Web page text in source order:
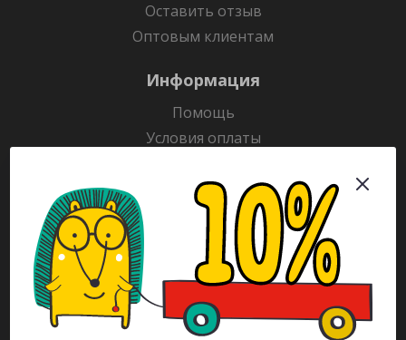
Оставить отзыв
Оптовым клиентам
Информация
Помощь
Условия оплаты
Гарантия на товар
Раскраски
Рекламодателям
Каталог
Будьте всегда в курсе!